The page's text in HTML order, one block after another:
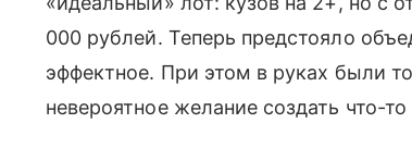
000 рублей. Теперь предстояло
эффектное. При этом в руках были
невероятное желание создать что-то